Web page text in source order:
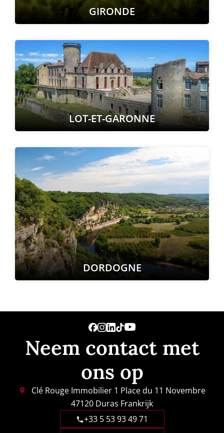
GIRONDE
LOT-ET-GARONNE
DORDOGNE
Neem contact met
ons op
Clé Rouge Immobilier 1 Place du 11 Novembre
47120 Duras Frankrijk
+33 5 53 93 49 71